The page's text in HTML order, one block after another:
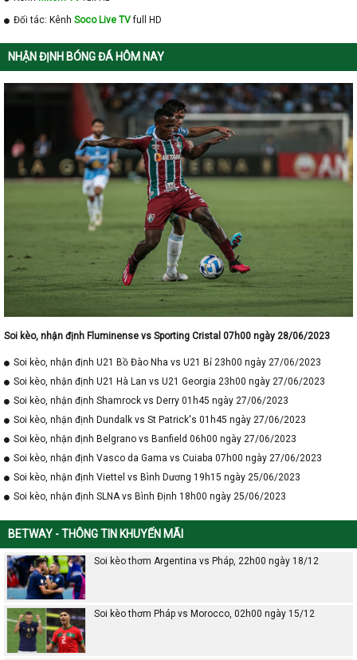
Đối tác: Kênh Soco Live TVfull HD
NHẬN ĐỊNH BÓNG ĐÁ HÔM NAY
Soi kèo, nhận định Fluminense vs Sporting Cristal 07h00 ngày 28/06/2023
Soi kèo, nhận định U21 Bồ Đào Nha vs U21 Bỉ 23h00 ngày 27/06/2023
Soi kèo, nhận định U21 Hà Lan vs U21 Georgia 23h00 ngày 27/06/2023
Soi kèo, nhận định Shamrock vs Derry 01h45 ngày 27/06/2023
Soi kèo, nhận định Dundalk vs St Patrick's 01h45 ngày 27/06/2023
Soi kèo, nhận định Belgrano vs Banfield 06h00 ngày 27/06/2023
Soi kèo, nhận định Vasco da Gama vs Cuiaba 07h00 ngày 27/06/2023
Soi kèo, nhận định Viettel vs Bình Dương 19h15 ngày 25/06/2023
Soi kèo, nhận định SLNA vs Bình Định 18h00 ngày 25/06/2023
BETWAY - THÔNG TIN KHUYẾN MÃI
Soi kèo thơm Argentina vs Pháp, 22h00 ngày 18/12
Soi kèo thơm Pháp vs Morocco, 02h00 ngày 15/12